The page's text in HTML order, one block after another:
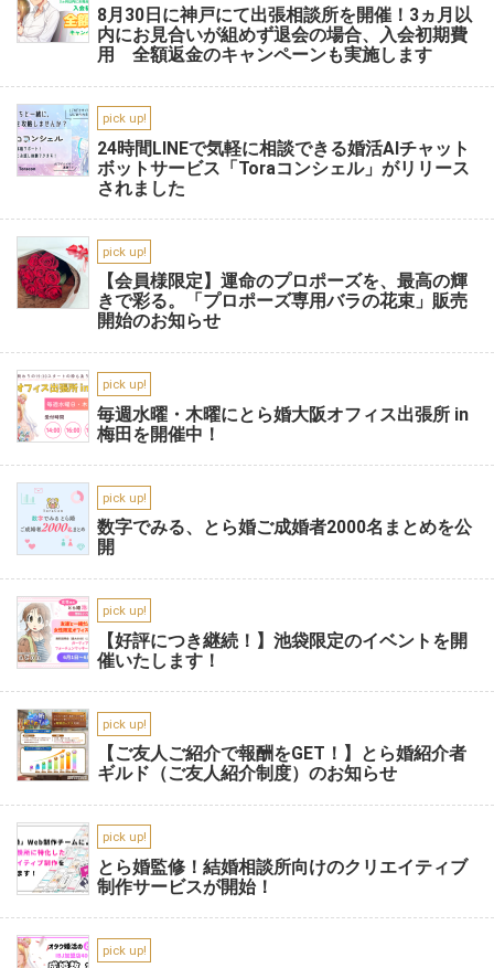
8月30日に神戸にて出張相談所を開催！3ヵ月以
内にお見合いが組めず退会の場合、入会初期費
用 全額返金のキャンペーンも実施します
pick up!
24時間LINEで気軽に相談できる婚活AIチャット
ボットサービス「Toraコンシェル」がリリース
されました
pick up!
【会員様限定】運命のプロポーズを、最高の輝
きで彩る。「プロポーズ専用バラの花束」販売
開始のお知らせ
pick up!
毎週水曜・木曜にとら婚大阪オフィス出張所 in
梅田を開催中！
pick up!
数字でみる、とら婚ご成婚者2000名まとめを公
開
pick up!
【好評につき継続！】池袋限定のイベントを開
催いたします！
pick up!
【ご友人ご紹介で報酬をGET！】とら婚紹介者
ギルド（ご友人紹介制度）のお知らせ
pick up!
とら婚監修！結婚相談所向けのクリエイティブ
制作サービスが開始！
pick up!